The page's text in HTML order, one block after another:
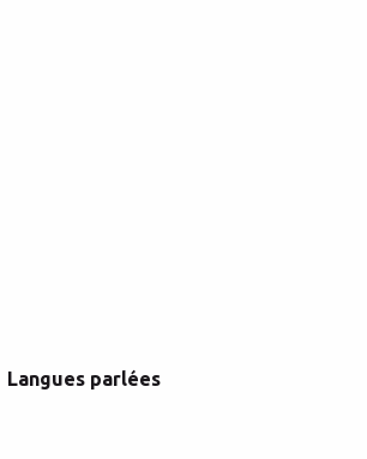
Langues parlées
Langues parlées